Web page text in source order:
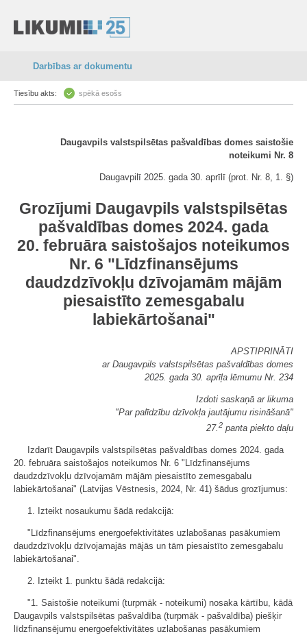
Darbības ar dokumentu
Tiesību akts: spēkā esošs
Daugavpils valstspilsētas pašvaldības domes saistošie
noteikumi Nr. 8
Daugavpilī 2025. gada 30. aprīlī (prot. Nr. 8, 1. §)
Grozījumi Daugavpils valstspilsētas
pašvaldības domes 2024. gada
20. februāra saistošajos noteikumos
Nr. 6 "Līdzfinansējums
daudzdzīvokļu dzīvojamām mājām
piesaistīto zemesgabalu
labiekārtošanai"
APSTIPRINĀTI
ar Daugavpils valstspilsētas pašvaldības domes
2025. gada 30. aprīļa lēmumu Nr. 234
Izdoti saskaņā ar likuma
"Par palīdzību dzīvokļa jautājumu risināšanā"
27.2 panta piekto daļu
Izdarīt Daugavpils valstspilsētas pašvaldības domes 2024. gada
20. februāra saistošajos noteikumos Nr. 6 "Līdzfinansējums
daudzdzīvokļu dzīvojamām mājām piesaistīto zemesgabalu
labiekārtošanai" (Latvijas Vēstnesis, 2024, Nr. 41) šādus grozījumus:
1. Izteikt nosaukumu šādā redakcijā:
"Līdzfinansējums energoefektivitātes uzlabošanas pasākumiem
daudzdzīvokļu dzīvojamajās mājās un tām piesaistīto zemesgabalu
labiekārtošanai".
2. Izteikt 1. punktu šādā redakcijā:
"1. Saistošie noteikumi (turpmāk - noteikumi) nosaka kārtību, kādā
Daugavpils valstspilsētas pašvaldība (turpmāk - pašvaldība) piešķir
līdzfinansējumu energoefektivitātes uzlabošanas pasākumiem